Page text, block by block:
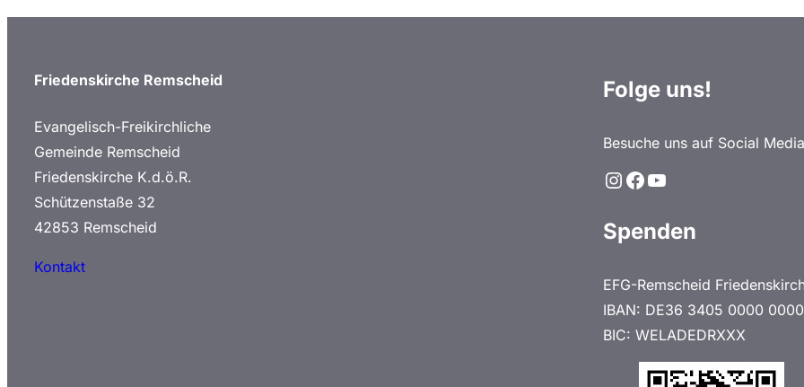
Friedenskirche Remscheid
Evangelisch-Freikirchliche
Gemeinde Remscheid
Friedenskirche K.d.ö.R.
Schützenstaße 32
42853 Remscheid
Kontakt
Folge uns!
Besuche uns auf Social
Instagram Facebook YouTube
Spenden
EFG-Remscheid
IBAN: DE36 3405 0000
BIC: WELADEDRXXX